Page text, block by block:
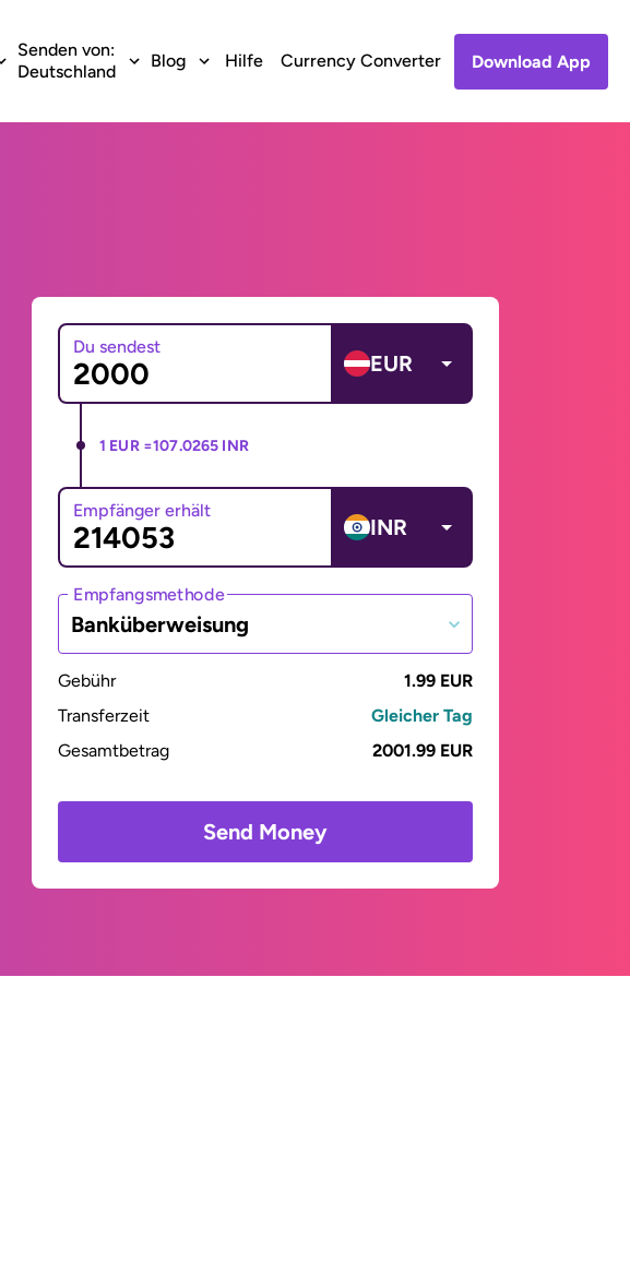
Senden von:
Deutschland
Blog Hilfe Currency Converter Download App
Du sendest
EUR
1 EUR =107.0265 INR
Empfänger erhält
INR
Empfangsmethode
Banküberweisung
Gebühr
1.99 EUR
Transferzeit
Gleicher Tag
Gesamtbetrag
2001.99 EUR
Send Money